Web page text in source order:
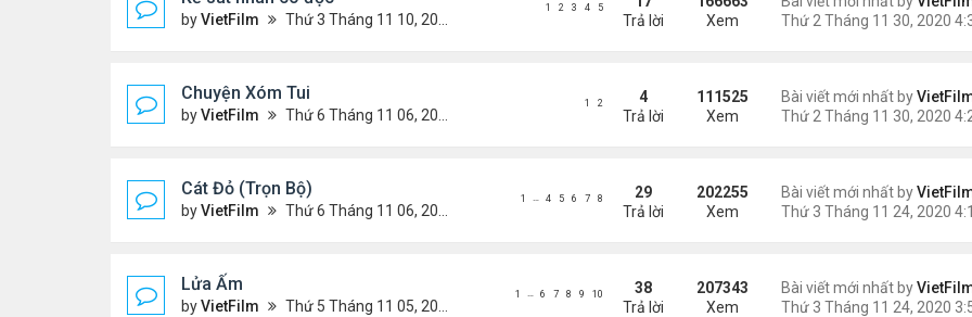
byVietFilm Thứ 3 Tháng 11 10, 2020 9:58 am
Trả lời
Xem
1 2 3 4 5
Chuyện Xóm Tui
byVietFilm Thứ 6 Tháng 11 06, 2020 4:47 pm
Bài viết mới nhất by
4
Trả lời
111525
Xem
1 2
Cát Đỏ (Trọn Bộ)
byVietFilm Thứ 6 Tháng 11 06, 2020 2:02 pm
Bài viết mới nhất by
29
Trả lời
202255
Xem
1 … 4 5 6 7 8
Lửa Ấm
byVietFilm Thứ 5 Tháng 11 05, 2020 11:33 pm
Bài viết mới nhất by
38
Trả lời
207343
Xem
1 … 6 7 8 9 10